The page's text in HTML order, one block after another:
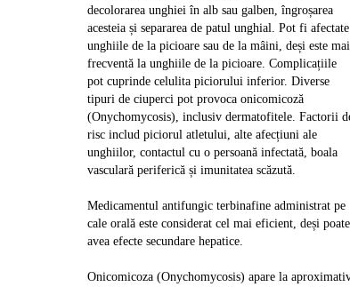
decolorarea unghiei în alb sau galben, îngroșarea
acesteia și separarea de patul unghial. Pot fi afectate
unghiile de la picioare sau de la mâini, deși este mai
frecventă la unghiile de la picioare. Complicațiile
pot cuprinde celulita piciorului inferior. Diverse
tipuri de ciuperci pot provoca onicomicoză
(Onychomycosis), inclusiv dermatofitele. Factorii
risc includ piciorul atletului, alte afecțiuni ale
unghiilor, contactul cu o persoană infectată, boala
vasculară periferică și imunitatea scăzută.
Medicamentul antifungic terbinafine administrat pe
cale orală este considerat cel mai eficient, deși poate
avea efecte secundare hepatice.
Onicomicoza (Onychomycosis) apare la